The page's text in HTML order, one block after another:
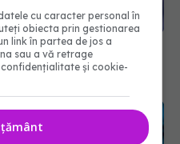
și le face să se
cu caracter personal în
obiecta prin gestionarea
link în partea de jos a
sau a vă retrage
și cookie-